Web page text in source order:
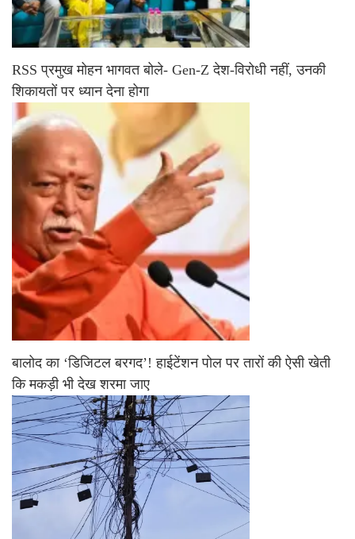
RSS प्रमुख मोहन भागवत बोले- Gen-Z देश-विरोधी नहीं, उनकी
शिकायतों पर ध्यान देना होगा
बालोद का ‘डिजिटल बरगद’! हाईटेंशन पोल पर तारों की ऐसी खेती
कि मकड़ी भी देख शरमा जाए